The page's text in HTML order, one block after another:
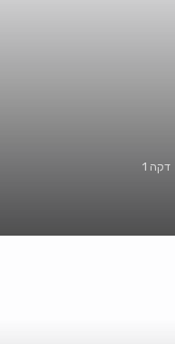
דקה 1